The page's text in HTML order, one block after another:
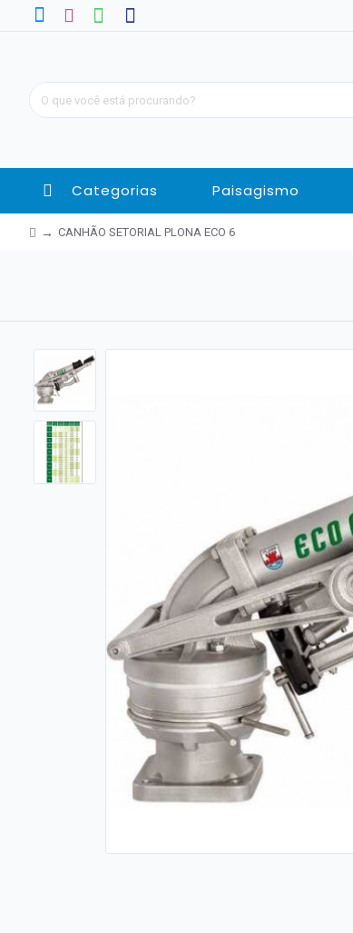
Categorias Paisagismo
CANHÃO SETORIAL PLONA ECO 6